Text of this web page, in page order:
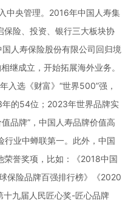
中央管理。2016年中国人寿集
保险、投资、银行三大板块协
人寿保险股份有限公司回归境
继成立，开始拓展海外业务。
入选《财富》“世界500”强，
的54位；2023年世界品牌实
品牌”，中国人寿品牌价值高
业中蝉联第一。此外，中国
荣誉奖项，比如：《2018中国
保险品牌百强排行榜》《2020
九届人民匠心奖-匠心品牌